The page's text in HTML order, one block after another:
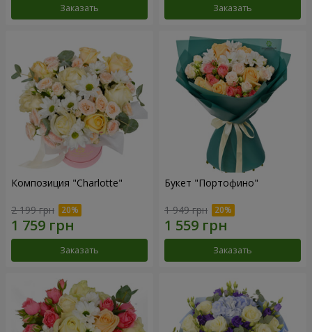
Заказать Заказать
Композиция "Charlotte"
2 199 грн
Заказать
Букет "Портофино"
1 949 грн
Заказать